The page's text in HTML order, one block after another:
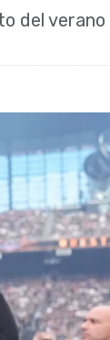
del verano